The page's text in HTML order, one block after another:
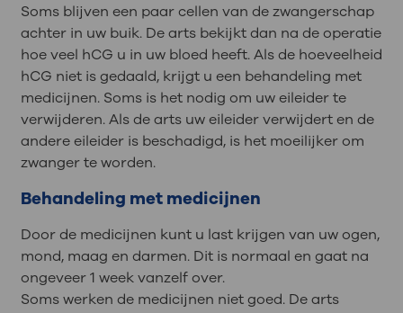
Soms blijven een paar cellen van de zwangerschap
achter in uw buik. De arts bekijkt dan na de operatie
hoe veel hCG u in uw bloed heeft. Als de hoeveelheid
hCG niet is gedaald, krijgt u een behandeling met
medicijnen. Soms is het nodig om uw eileider te
verwijderen. Als de arts uw eileider verwijdert en de
andere eileider is beschadigd, is het moeilijker om
zwanger te worden.
Behandeling met medicijnen
Door de medicijnen kunt u last krijgen van uw ogen,
mond, maag en darmen. Dit is normaal en gaat na
ongeveer 1 week vanzelf over.
Soms werken de medicijnen niet goed. De arts